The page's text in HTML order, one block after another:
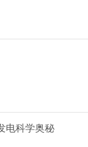
电科学奥秘